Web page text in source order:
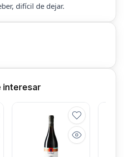
difícil de dejar.
interesar